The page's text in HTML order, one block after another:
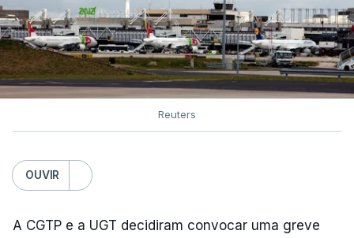
Reuters
OUVIR
A CGTP e a UGT decidiram convocar uma greve